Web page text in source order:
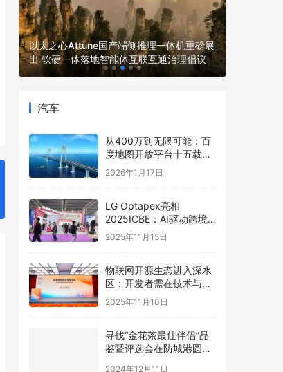
以太之心Attune国产端侧推理一体机重磅展
出 软硬一体落地智能体互联互通治理倡议
汽车
从400万到无限可能：百
度地图开放平台十五载，
以全栈AI能力矩阵赋能产
业智能跃迁
2026年1月17日
LG Optapex亮相
2025ICBE：AI驱动跨境
新增长，携手卖家共赢全
2025年11月15日
物联网开源生态进入深水
区：开发者需在技术与商
业的夹缝中寻找破局之道
2025年11月10日
寻找“金花茶最佳伴侣”品
鉴暨评选会在防城港圆满
2024年12月11日